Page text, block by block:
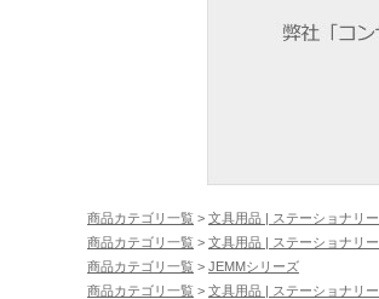
商品カテゴリ一覧 > 文具用品 | ステーショナリー
商品カテゴリ一覧 > 文具用品 | ステーショナリー
商品カテゴリ一覧 > JEMMシリーズ
商品カテゴリ一覧 > 文具用品 | ステーショナリー